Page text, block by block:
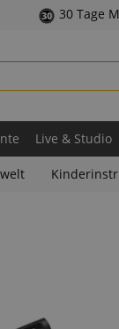
30 Tage
Live & Studio